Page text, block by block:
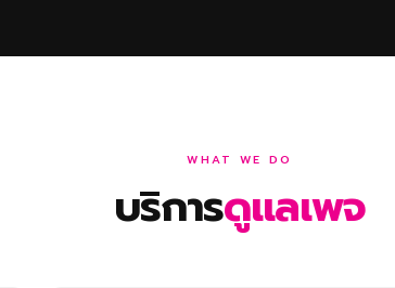
WHAT WE DO
บริการดูแลเพจ